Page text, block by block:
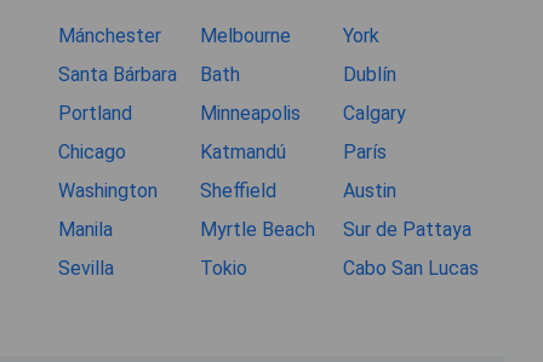
Mánchester Melbourne
York
Santa Bárbara
Bath
Dublín
Portland
Minneapolis
Calgary
Chicago
Katmandú
París
Washington
Sheffield
Austin
Manila
Myrtle Beach
Sur de Pattaya
Sevilla
Tokio Cabo San Lucas